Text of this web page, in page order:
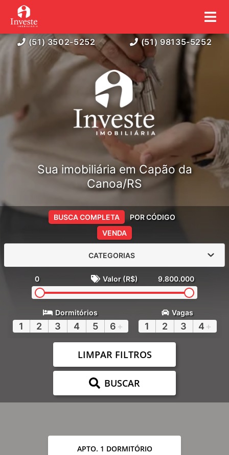
(51) 3502-5252 (51) 98135-5252
Sua imobiliária em Capão da
Canoa/RS
VENDA
BUSCA COMPLETA POR CÓDIGO
CATEGORIAS
0 Valor (R$) 9.800.000
Dormitórios
1 2 3 4 5 6 +
Vagas
1 2 3 4 +
LIMPAR FILTROS
BUSCAR
APTO. 1 DORMITÓRIO